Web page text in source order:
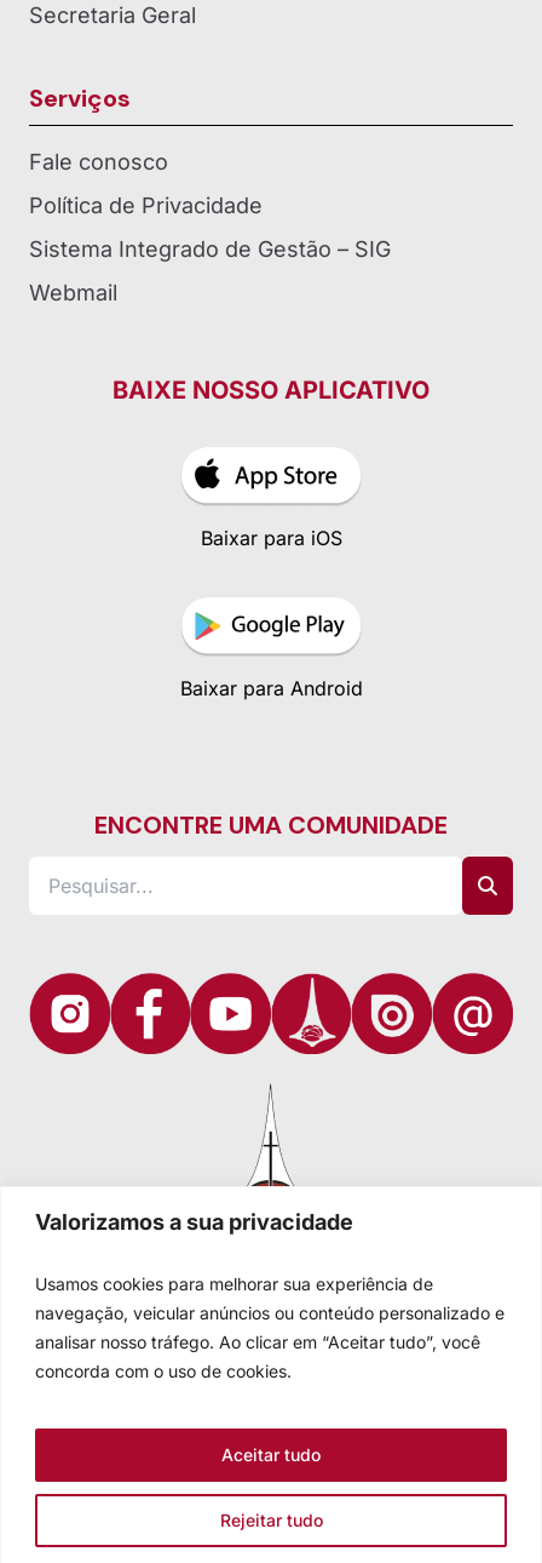
Valorizamos a sua privacidade
Usamos cookies para melhorar sua experiência de
navegação, veicular anúncios ou conteúdo personalizado e
analisar nosso tráfego. Ao clicar em “Aceitar tudo”, você
concorda com o uso de cookies.
Rejeitar tudo
Aceitar tudo
Secretaria Geral
Serviços
Fale conosco
Política de Privacidade
Sistema Integrado de Gestão – SIG
Webmail
BAIXE NOSSO APLICATIVO
Baixar para iOS
Baixar para Android
ENCONTRE UMA COMUNIDADE
Igreja Evangélica de Confissão Luterana no Brasil
Sede nacional: Rua Senhor dos Passos, 202/4º andar Centro -
Fale conosco